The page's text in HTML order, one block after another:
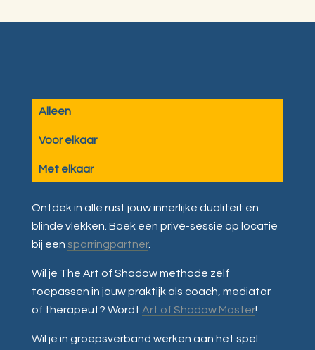
Alleen
Voor elkaar
Met elkaar
Ontdek in alle rust jouw innerlijke dualiteit en
blinde vlekken. Boek een privé-sessie op locatie
bij een sparringpartner.
Wil je The Art of Shadow methode zelf
toepassen in jouw praktijk als coach, mediator
of therapeut? Wordt Art of Shadow Master!
Wil je in groepsverband werken aan het spel